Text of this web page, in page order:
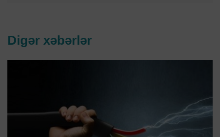
Digər xəbərlər